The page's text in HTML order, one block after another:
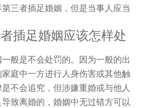
三者插足婚姻，但是当事人应当
足婚姻应该怎样处
是不会处罚的。因为一般的出
庭中一方进行人身伤害或其他触
不会追究，但涉嫌重婚或与他人
致离婚的，婚姻中无过错方可以